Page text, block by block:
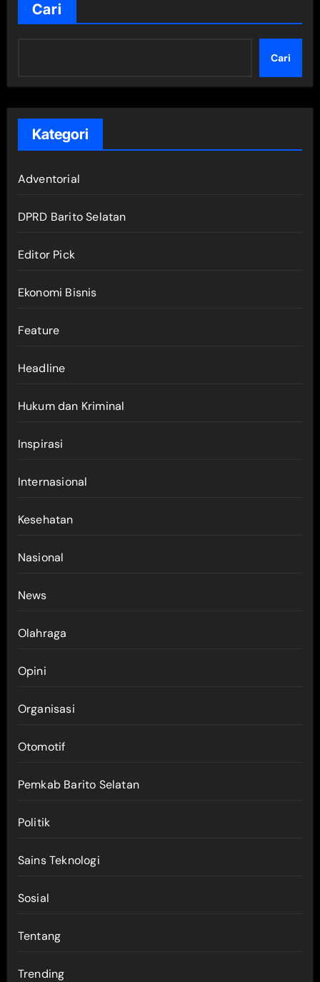
Cari
Cari
Kategori
Adventorial
DPRD Barito Selatan
Editor Pick
Ekonomi Bisnis
Feature
Headline
Hukum dan Kriminal
Inspirasi
Internasional
Kesehatan
Nasional
News
Olahraga
Opini
Organisasi
Otomotif
Pemkab Barito Selatan
Politik
Sains Teknologi
Sosial
Tentang
Trending